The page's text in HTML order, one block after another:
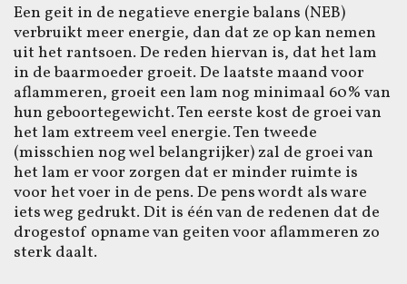
Een geit in de negatieve energie balans (NEB)
verbruikt meer energie, dan dat ze op kan nemen
uit het rantsoen. De reden hiervan is, dat het lam
in de baarmoeder groeit. De laatste maand voor
aflammeren, groeit een lam nog minimaal 60% van
hun geboortegewicht. Ten eerste kost de groei van
het lam extreem veel energie. Ten tweede
(misschien nog wel belangrijker) zal de groei van
het lam er voor zorgen dat er minder ruimte is
voor het voer in de pens. De pens wordt als ware
iets weg gedrukt. Dit is één van de redenen dat de
drogestof opname van geiten voor aflammeren zo
sterk daalt.